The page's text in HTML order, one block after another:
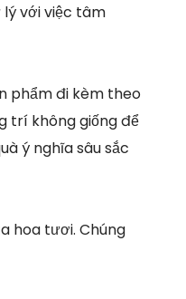
với việc tâm
phẩm đi kèm theo
trí không giống để
ý nghĩa sâu sắc
hoa tươi. Chúng